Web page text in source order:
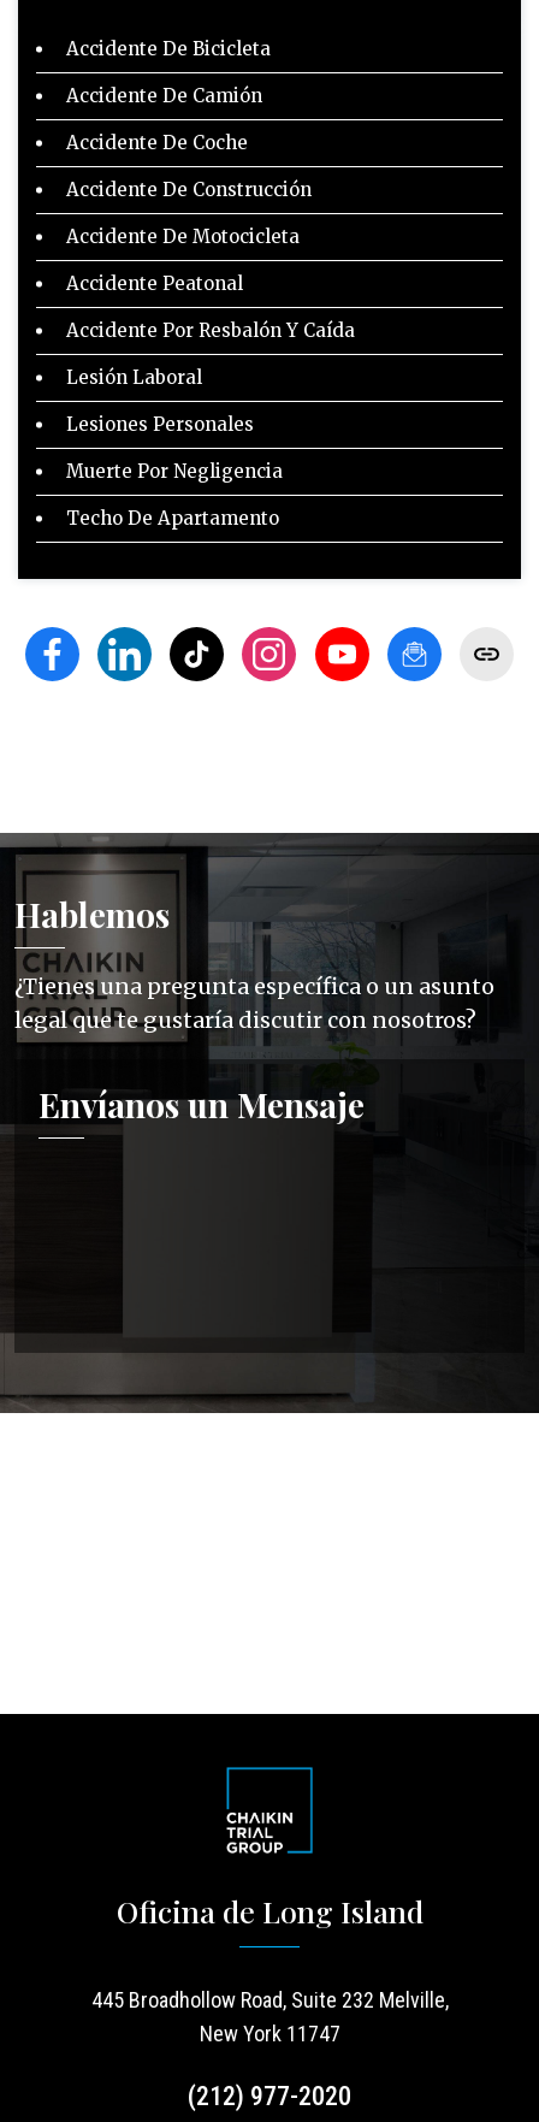
Accidente De Bicicleta
Accidente De Camión
Accidente De Coche
Accidente De Construcción
Accidente De Motocicleta
Accidente Peatonal
Accidente Por Resbalón Y Caída
Lesión Laboral
Lesiones Personales
Muerte Por Negligencia
Techo De Apartamento
Hablemos
¿Tienes una pregunta específica o un asunto
legal que te gustaría discutir con nosotros?
Envíanos un Mensaje
Oficina de Long Island
445 Broadhollow Road, Suite 232 Melville,
New York 11747
(212) 977-2020